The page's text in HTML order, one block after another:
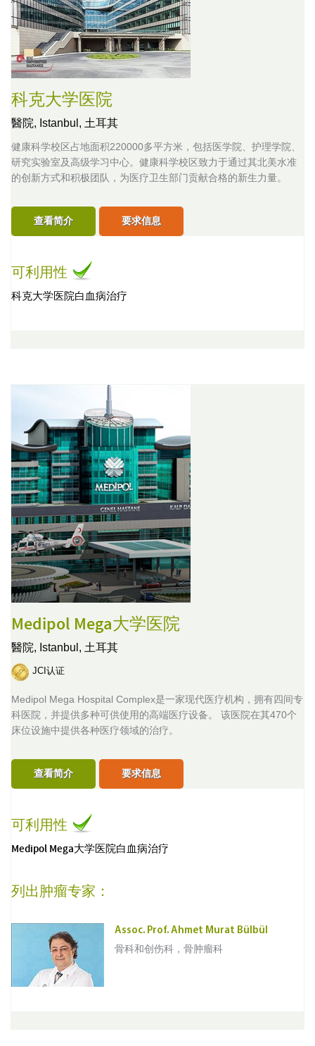
科克大学医院
醫院, Istanbul, 土耳其
健康科学校区占地面积220000多平方米，包括医学院、护理学院、
研究实验室及高级学习中心。健康科学校区致力于通过其北美水准
的创新方式和积极团队，为医疗卫生部门贡献合格的新生力量。
查看简介 要求信息
可利用性
科克大学医院白血病治疗
Medipol Mega大学医院
醫院, Istanbul, 土耳其
JCI认证
Medipol Mega Hospital Complex是一家现代医疗机构，拥有四间专
科医院，并提供多种可供使用的高端医疗设备。 该医院在其470个
床位设施中提供各种医疗领域的治疗。
查看简介 要求信息
可利用性
Medipol Mega大学医院白血病治疗
列出肿瘤专家：
Assoc. Prof. Ahmet Murat Bülbül
骨科和创伤科，骨肿瘤科